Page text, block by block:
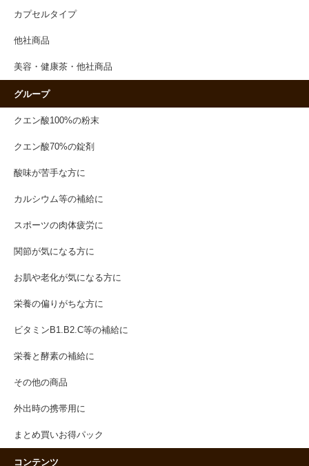
カプセルタイプ
他社商品
美容・健康茶・他社商品
グループ
クエン酸100%の粉末
クエン酸70%の錠剤
酸味が苦手な方に
カルシウム等の補給に
スポーツの肉体疲労に
関節が気になる方に
お肌や老化が気になる方に
栄養の偏りがちな方に
ビタミンB1.B2.C等の補給に
栄養と酵素の補給に
その他の商品
外出時の携帯用に
まとめ買いお得パック
コンテンツ